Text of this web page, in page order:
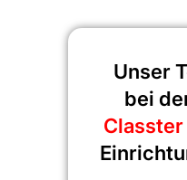
Unser
bei
Classter